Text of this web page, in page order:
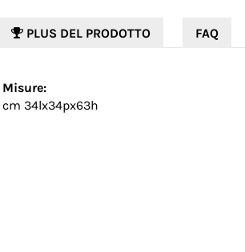
PLUS DEL PRODOTTO FAQ
Misure:
cm 34lx34px63h